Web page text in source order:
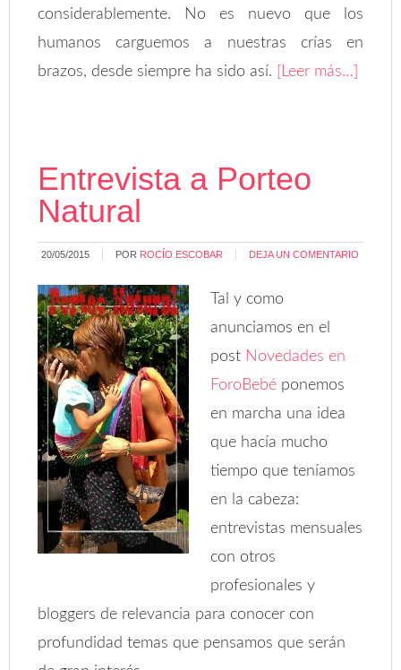
considerablemente. No es nuevo que los
humanos carguemos a nuestras crías en
brazos, desde siempre ha sido así.
[Leer más…]
Entrevista a Porteo
Natural
20/05/2015 POR ROCÍO ESCOBAR DEJA UN COMENTARIO
Tal y como
anunciamos en el
post Novedades en
ForoBebé ponemos
en marcha una idea
que hacía mucho
tiempo que teníamos
en la cabeza:
entrevistas mensuales
con otros
profesionales y
bloggers de relevancia para conocer con
profundidad temas que pensamos que serán